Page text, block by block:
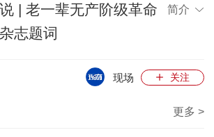
| 老一辈无产阶级革命
志题词
简介
关注
现场
更多 >